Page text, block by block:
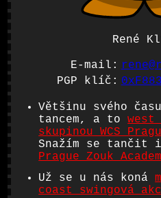
René
E-mail:
PGP klíč:
Většinu svého
tancem, a towest
skupinou WCS
Snažím se tančit
Prague Zouk
Už se u nás koná
coast swingová